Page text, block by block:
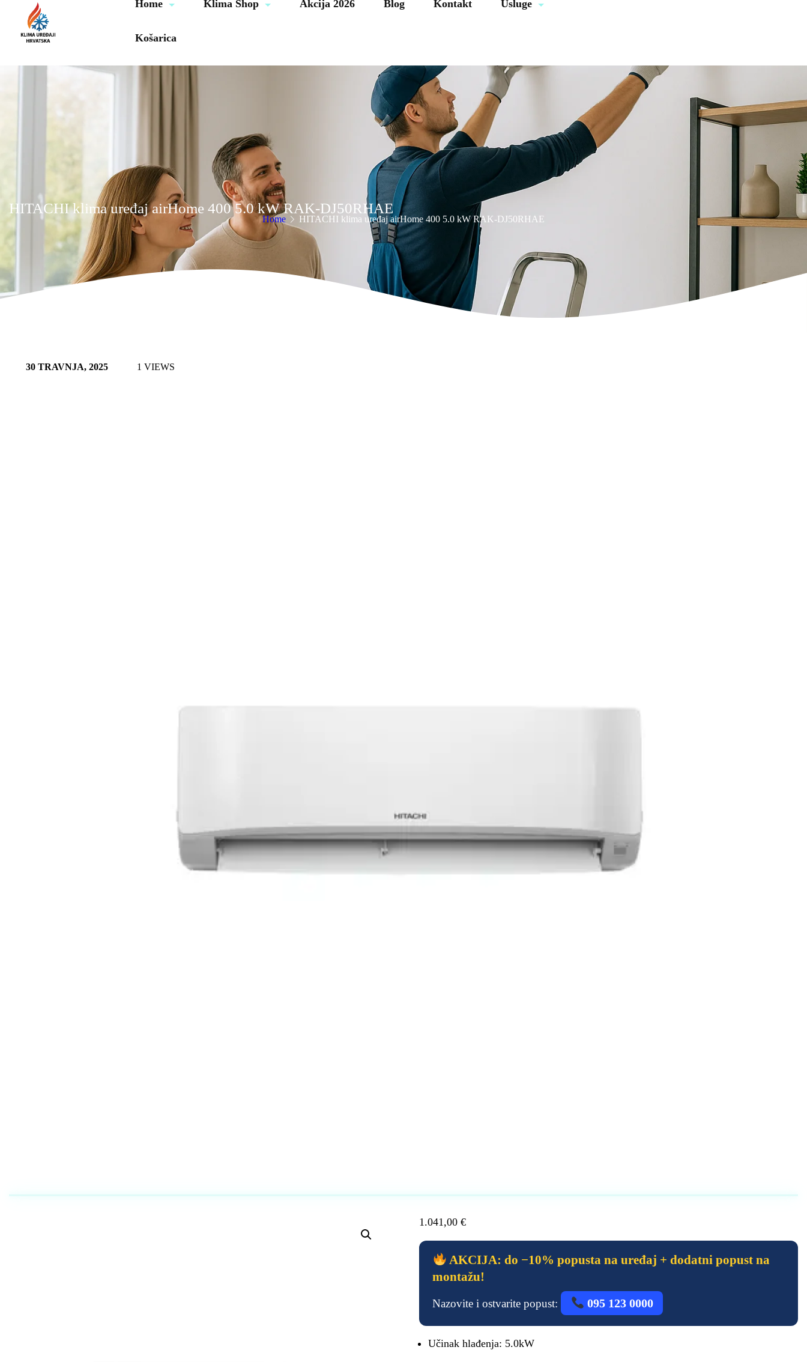
Home Klima Shop Akcija 2026 Blog Kontakt Usluge
Košarica
0000
HITACHI klima uređaj airHome 400 5.0 kW RAK-DJ50RHAE
Home HITACHI klima uređaj airHome 400 5.0 kW RAK-DJ50RHAE
30 TRAVNJA, 2025 1 VIEWS
1.041,00€
AKCIJA: do −10% popusta na uređaj + dodatni popust na
montažu!
Nazovite i ostvarite popust: 095 123 0000
Učinak hlađenja: 5.0kW